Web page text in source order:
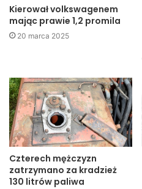
Kierował volkswagenem
mając prawie 1,2 promila
20 marca 2025
Czterech mężczyzn
zatrzymano za kradzież
130 litrów paliwa